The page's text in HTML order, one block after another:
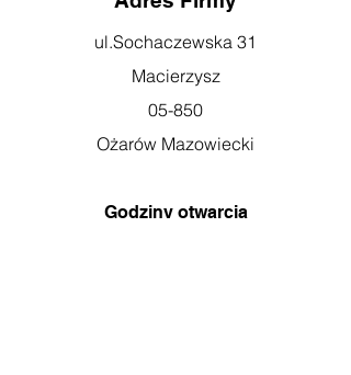
ul.Sochaczewska 31
Macierzysz
05-850
Ożarów Mazowiecki
Godziny otwarcia